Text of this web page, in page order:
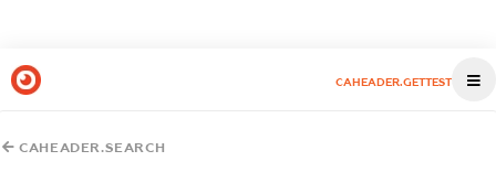
CAHEADER.GETTEST
CAHEADER.SEARCH